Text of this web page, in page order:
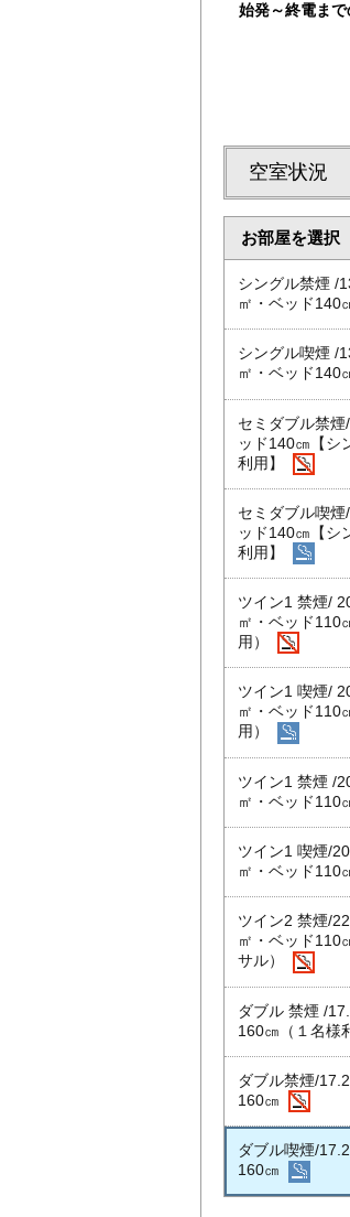
始発～終電まで
空室状況
お部屋を選択
シングル禁煙 /
㎡・ベッド140
シングル喫煙 /
㎡・ベッド140
セミダブル禁
ッド140㎝【シ
利用】
セミダブル喫
ッド140㎝【シ
利用】
ツイン1 禁煙/
㎡・ベッド110
用）
ツイン1 喫煙/
㎡・ベッド110
用）
ツイン1 禁煙 /
㎡・ベッド110
ツイン1 喫煙/
㎡・ベッド110
ツイン2 禁煙/
㎡・ベッド110
サル）
ダブル 禁煙 /
160㎝（１名様
ダブル禁煙/
160㎝
ダブル喫煙/
160㎝